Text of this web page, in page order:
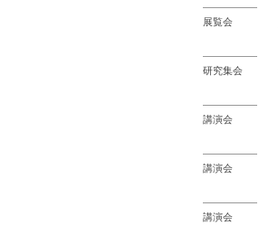
展覧会
研究集会
講演会
講演会
講演会